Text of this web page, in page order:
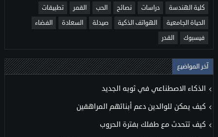
كلية الهندسة
دراسات نصائح الحب القمر
تطبيقات
الحياة الجامعية
الهواتف الذكية صيدلة السعادة
الفضاء
فيسبوك
القدر
آخر المواضيع
الذكاء الاصطناعي في ثوبه الجديد
كيف يمكن للوالدين دعم أبنائهم المراهقين
كيف تتحدث مع طفلك بفترة الحروب